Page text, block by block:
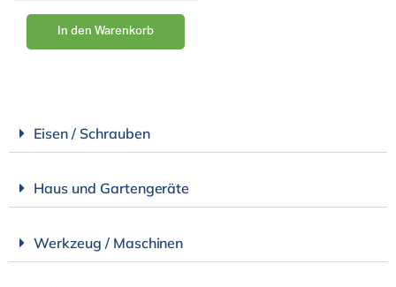
In den Warenkorb
Eisen / Schrauben
Haus und Gartengeräte
Werkzeug / Maschinen